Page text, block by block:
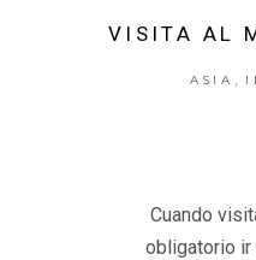
VISITA AL
ASIA
Cuando
obligatorio ir